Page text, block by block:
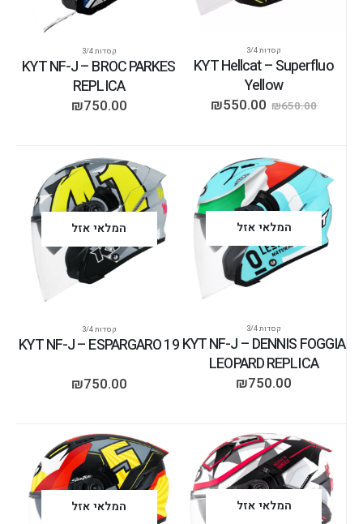
קסדות 3/4
KYT Hellcat – Superfluo
Yellow
₪650.00
₪550.00
קסדות 3/4
KYT NF-J – BROC PARKES
REPLICA
₪750.00
המלאי אזל
קסדות 3/4
KYT NF-J – DENNIS FOGGIA
LEOPARD REPLICA
₪750.00
המלאי אזל
קסדות 3/4
KYT NF-J – ESPARGARO 19
₪750.00
המלאי אזל המלאי אזל